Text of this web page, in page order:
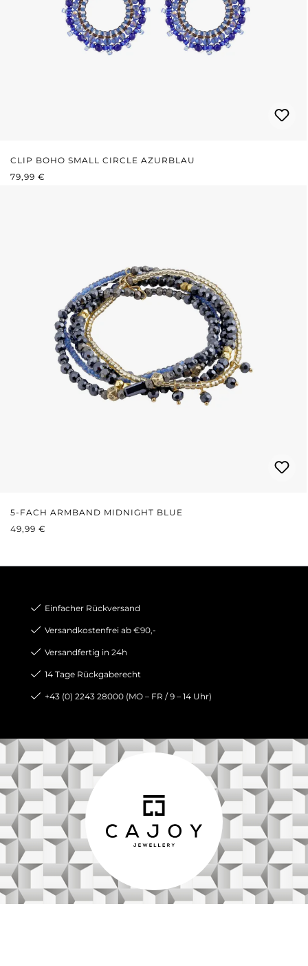
CLIP BOHO SMALL CIRCLE AZURBLAU
REGULÄRER PREIS:
79,99 €
5-FACH ARMBAND MIDNIGHT BLUE
REGULÄRER PREIS:
49,99 €
Einfacher Rückversand
Versandkostenfrei ab €90,-
Versandfertig in 24h
14 Tage Rückgaberecht
+43 (0) 2243 28000 (MO – FR / 9 – 14 Uhr)